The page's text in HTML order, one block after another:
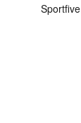
Sportfive